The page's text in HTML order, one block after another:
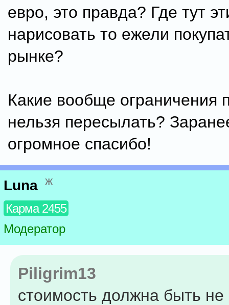
евро, это правда? Где тут
нарисовать то ежели
рынке?
Какие вообще ограничения
нельзя пересылать?
огромное спасибо!
Luna ж
Карма 2455
Модератор
Piligrim13
стоимость должна быть